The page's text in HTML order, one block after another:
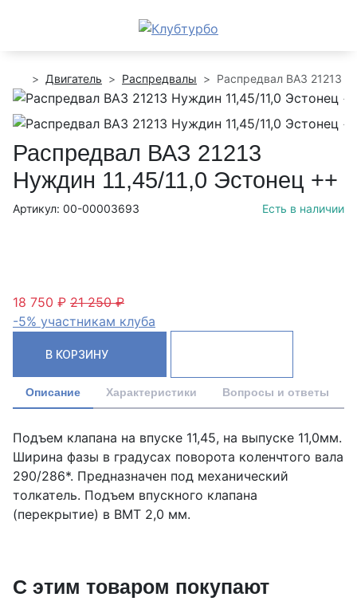
Двигатель Распредвалы Распредвал ВАЗ 21213
Распредвал ВАЗ 21213
Нуждин 11,45/11,0 Эстонец ++
Артикул: 00-00003693 Есть в наличии
18 750 ₽ 21 250 ₽
-5% участникам клуба
В КОРЗИНУ
Описание Характеристики Вопросы и ответы
Подъем клапана на впуске 11,45, на выпуске 11,0мм.
Ширина фазы в градусах поворота коленчтого вала
290/286*. Предназначен под механический
толкатель. Подъем впускного клапана
(перекрытие) в ВМТ 2,0 мм.
С этим товаром покупают